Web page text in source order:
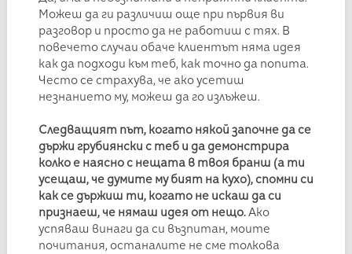
Можеш да ги различиш още при първия ви
разговор и просто да не работиш с тях. В
повечето случаи обаче клиентът няма идея
как да подходи към теб, как точно да попита.
Често се страхува, че ако усетиш
незнанието му, можеш да го излъжеш.
Следващият път, когато някой започне да се
държи грубиянски с теб и да демонстрира
колко е наясно с нещата в твоя бранш (а ти
усещаш, че думите му бият на кухо), спомни си
как се държиш ти, когато не искаш да си
признаеш, че нямаш идея от нещо.Ако
успяваш винаги да си възпитан, моите
почитания, останалите не сме толкова